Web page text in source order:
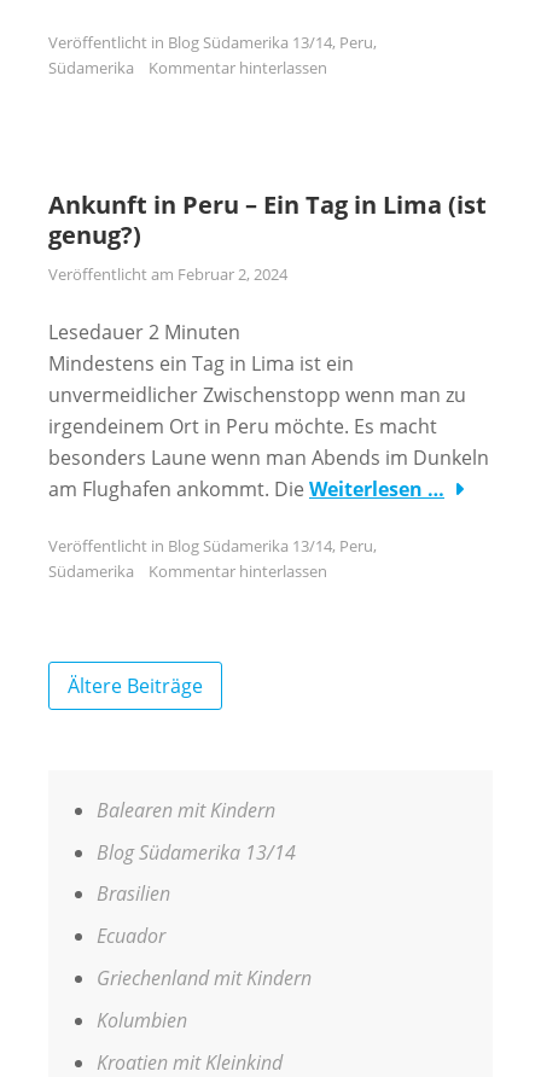
Veröffentlicht in Blog Südamerika 13/14, Peru,
Südamerika
Kommentar hinterlassen
Ankunft in Peru – Ein Tag in Lima (ist
genug?)
Veröffentlicht am Februar 2, 2024
Lesedauer2 Minuten
Mindestens ein Tag in Lima ist ein
unvermeidlicher Zwischenstopp wenn man zu
irgendeinem Ort in Peru möchte. Es macht
besonders Laune wenn man Abends im Dunkeln
am Flughafen ankommt. Die Weiterlesen …
Veröffentlicht in Blog Südamerika 13/14, Peru,
Südamerika
Kommentar hinterlassen
Beitragsnavigation
Ältere Beiträge
Balearen mit Kindern
Blog Südamerika 13/14
Brasilien
Ecuador
Griechenland mit Kindern
Kolumbien
Kroatien mit Kleinkind